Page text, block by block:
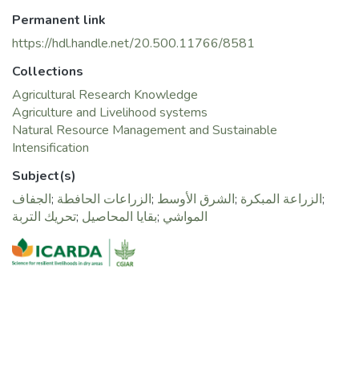
الأراضي ومناطق مناخية مختلفة وانظمة زراعية متنوعة.
Permanent link
https://hdl.handle.net/20.500.11766/8581
Collections
Agricultural Research Knowledge
Agriculture and Livelihood systems
Natural Resource Management and Sustainable
Intensification
Subject(s)
الجفاف; الزراعات الحافطة; الشرق الأوسط; الزراعة المبكرة;
تحريك التربة; بقايا المحاصيل; المواشي